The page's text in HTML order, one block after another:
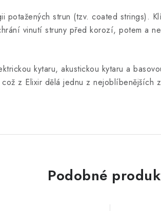
potažených strun (tzv. coated strings).
vinutí struny před korozí, potem a
kytaru, akustickou kytaru a
z Elixir dělá jednu z nejoblíbenějších
Podobné